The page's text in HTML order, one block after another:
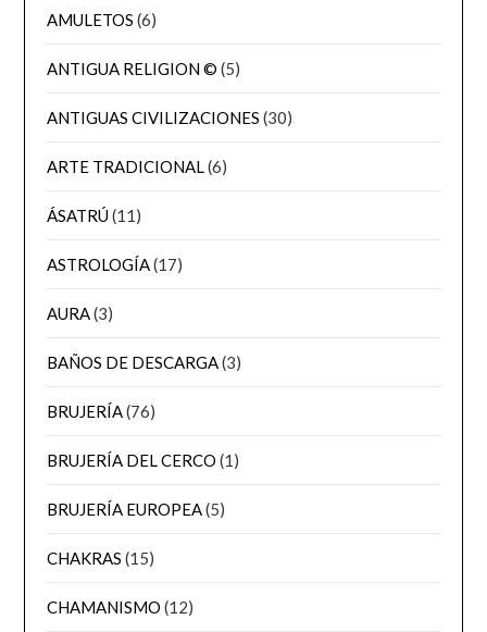
AMULETOS (6)
ANTIGUA RELIGION © (5)
ANTIGUAS CIVILIZACIONES (30)
ARTE TRADICIONAL(6)
ÁSATRÚ(11)
ASTROLOGÍA(17)
AURA(3)
BAÑOS DE DESCARGA(3)
BRUJERÍA(76)
BRUJERÍA DEL CERCO (1)
BRUJERÍA EUROPEA(5)
CHAKRAS (15)
CHAMANISMO (12)